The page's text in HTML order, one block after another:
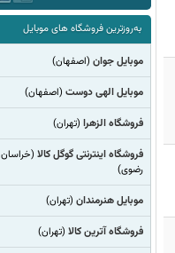
به‌روزترین فروشگاه های موبایل
موبایل جوان (اصفهان)
موبایل الهی دوست (اصفهان)
فروشگاه الزهرا (تهران)
فروشگاه اینترنتی گوگل کالا (خراسان
رضوی)
موبایل هنرمندان (تهران)
فروشگاه آترین کالا (تهران)